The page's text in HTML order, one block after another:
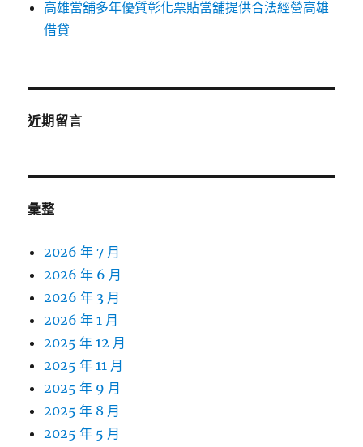
高雄當舖多年優質彰化票貼當舖提供合法經營高雄
借貸
近期留言
彙整
2026 年 7 月
2026 年 6 月
2026 年 3 月
2026 年 1 月
2025 年 12 月
2025 年 11 月
2025 年 9 月
2025 年 8 月
2025 年 5 月